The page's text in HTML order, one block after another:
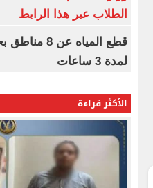
الطلاب عبر هذا الرابط
قطع المياه
لمدة 3 ساعات
الأكثر قراءة